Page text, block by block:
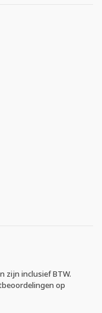
zijn inclusief BTW.
op